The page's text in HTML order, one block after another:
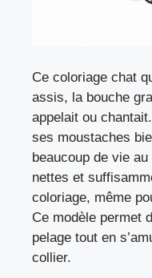
Ce coloriage chat
assis, la bouche
appelait ou
ses moustaches
beaucoup de vie
nettes et
coloriage, même
Ce modèle permet
pelage tout en
collier.